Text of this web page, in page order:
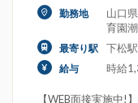
勤務地
山口
育園
最寄り駅 下松
給与 時給
【WEB面接実施中!